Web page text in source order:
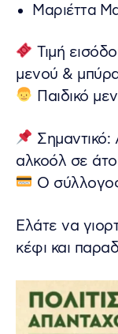
Μαριέττα
Τιμή
μενού &
Παιδικό
αλκοόλ σε
Ο
Ελάτε να
κέφι και